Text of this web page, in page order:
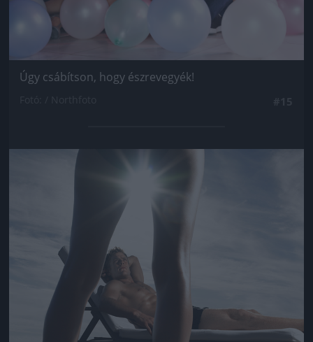
Úgy csábítson, hogy észrevegyék!
Jön még kép!